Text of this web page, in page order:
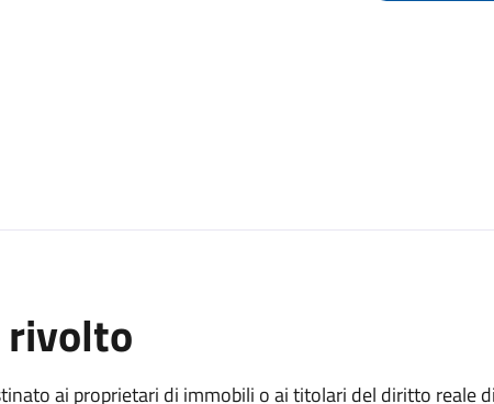
rivolto
ai proprietari di immobili o ai titolari del diritto reale